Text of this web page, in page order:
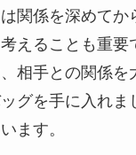
関係を深めてか
えることも重要
相手との関係を
グを手に入れま
ます。